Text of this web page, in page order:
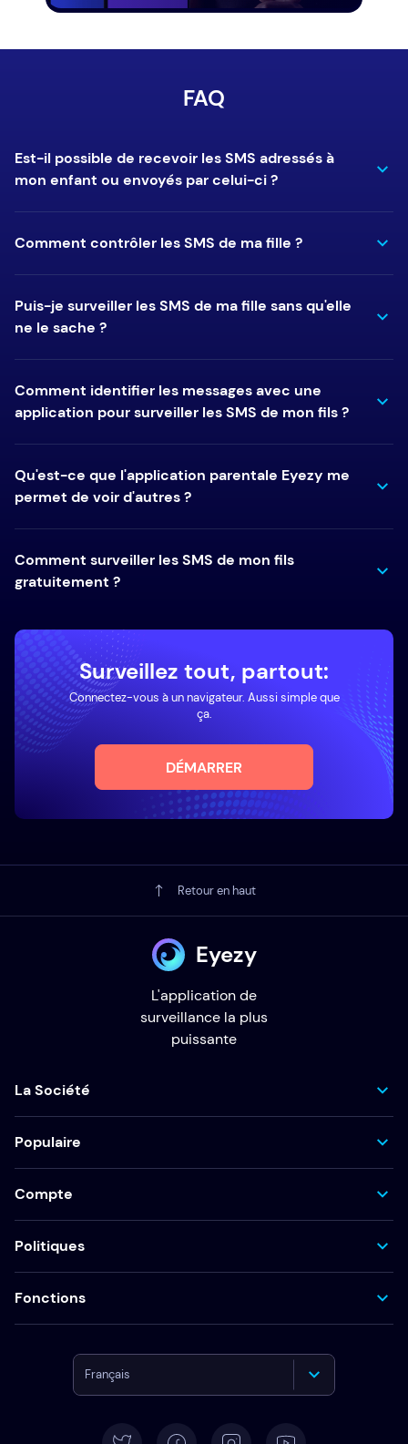
FAQ
Est-il possible de recevoir les SMS adressés à
mon enfant ou envoyés par celui-ci ?
Comment contrôler les SMS de ma fille ?
Puis-je surveiller les SMS de ma fille sans qu'elle
ne le sache ?
Comment identifier les messages avec une
application pour surveiller les SMS de mon fils ?
Qu'est-ce que l'application parentale Eyezy me
permet de voir d'autres ?
Comment surveiller les SMS de mon fils
gratuitement ?
Surveillez tout, partout:
Connectez-vous à un navigateur. Aussi simple que
ça.
DÉMARRER
Retour en haut
Eyezy
L'application de
surveillance la plus
puissante
La Société
Populaire
Compte
Politiques
Fonctions
Français